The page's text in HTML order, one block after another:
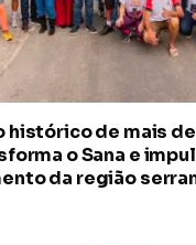
de mais de
o Sana e
da região